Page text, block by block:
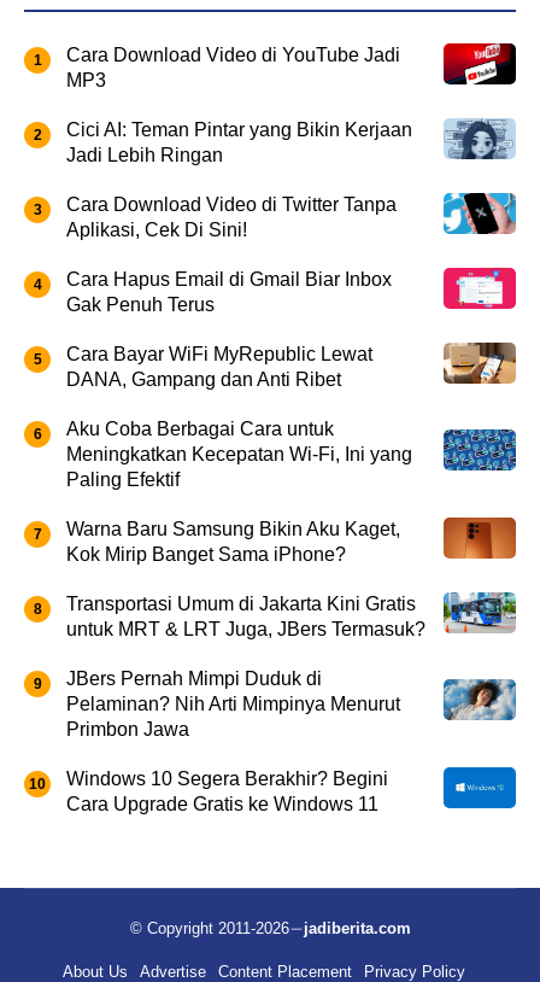
Cara Download Video di YouTube Jadi
MP3
Cici AI: Teman Pintar yang Bikin Kerjaan
Jadi Lebih Ringan
Cara Download Video di Twitter Tanpa
Aplikasi, Cek Di Sini!
Cara Hapus Email di Gmail Biar Inbox
Gak Penuh Terus
Cara Bayar WiFi MyRepublic Lewat
DANA, Gampang dan Anti Ribet
Aku Coba Berbagai Cara untuk
Meningkatkan Kecepatan Wi-Fi, Ini yang
Paling Efektif
Warna Baru Samsung Bikin Aku Kaget,
Kok Mirip Banget Sama iPhone?
Transportasi Umum di Jakarta Kini Gratis
untuk MRT & LRT Juga, JBers Termasuk?
JBers Pernah Mimpi Duduk di
Pelaminan? Nih Arti Mimpinya Menurut
Primbon Jawa
Windows 10 Segera Berakhir? Begini
Cara Upgrade Gratis ke Windows 11
© Copyright 2011-2026 jadiberita.com
About Us Advertise Content Placement Privacy Policy